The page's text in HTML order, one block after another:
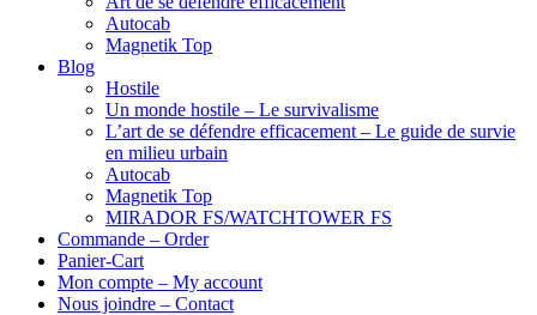
Autocab
Magnetik Top
Blog
Hostile
Un monde hostile – Le survivalisme
L’art de se défendre efficacement – Le guide de survie
en milieu urbain
Autocab
Magnetik Top
MIRADOR FS/WATCHTOWER FS
Commande – Order
Panier-Cart
Mon compte – My account
Nous joindre – Contact